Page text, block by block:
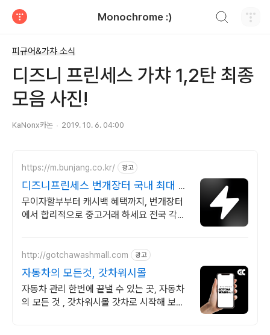
Monochrome :)
피규어&가챠 소식
디즈니 프린세스 가챠 1,2탄 최종
모음 사진!
KaNonx카논 2019. 10. 6. 04:00
https://m.bunjang.co.kr/ 광고
디즈니프린세스 번개장터 국내 최대 브
랜드 중고거래
무이자할부부터 캐시백 혜택까지, 번개장터
에서 합리적으로 중고거래 하세요 전국 각지
http://gotchawashmall.com 광고
자동차의 모든것, 갓차워시몰
자동차 관리 한번에 끝낼 수 있는 곳, 자동차
의 모든 것 , 갓차워시몰 갓차로 시작해 보세